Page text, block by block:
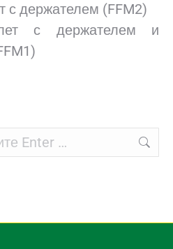
с держателем (FFM2)
с держателем и